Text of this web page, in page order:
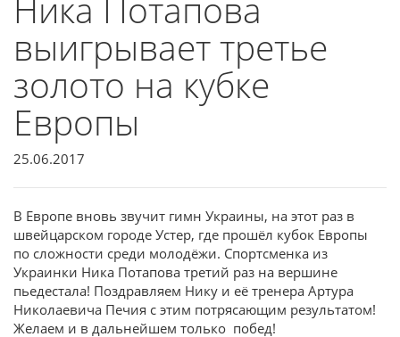
выигрывает третье
золото на кубке
Европы
25.06.2017
В Европе вновь звучит гимн Украины, на этот раз в
швейцарском городе Устер, где прошёл кубок Европы
по сложности среди молодёжи. Спортсменка из
Украинки Ника Потапова третий раз на вершине
пьедестала! Поздравляем Нику и её тренера Артура
Николаевича Печия с этим потрясающим результатом!
Желаем и в дальнейшем только побед!